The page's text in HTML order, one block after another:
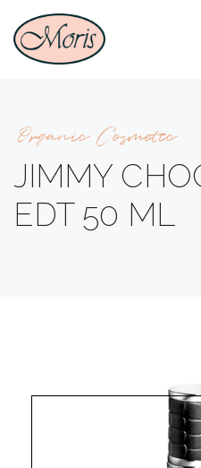
Organic Cosmetic
JIMMY
EDT 50 ML